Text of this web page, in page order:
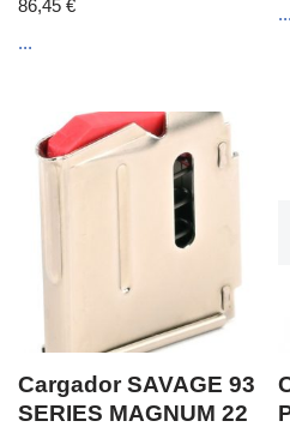
86,45 €
...
...
Cargador SAVAGE 93
SERIES MAGNUM 22